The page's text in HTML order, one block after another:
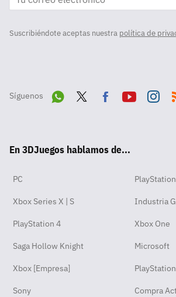
Suscribiéndote aceptas nuestra política de
Síguenos
pp
ok
En 3DJuegos hablamos de...
PC
Xbox Series X | S Industria
PlayStation 4 Xbox One
Saga Hollow Knight Microsoft
Xbox [Empresa]
Sony Compra